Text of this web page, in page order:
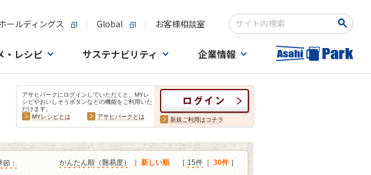
ールディングス Global お客様相談室
検索キーワード入力
・レシピ サステナビリティ 企業情報
アサヒパークにログインしていただくと、MYレ
シピやおいしそうボタンなどの機能をご利用いた
だけます。
MYレシピとは
アサヒパークとは 新規ご利用はコチラ
節：
かんたん順（難易度） 新しい順 ［ 15件 30件 ］